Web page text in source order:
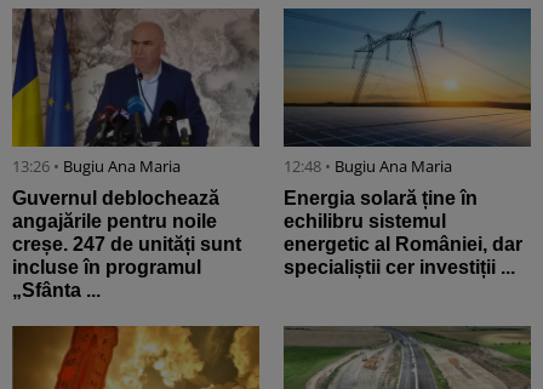
13:26 • Bugiu ⁠Ana Maria
Guvernul deblochează
angajările pentru noile
creșe. 247 de unități sunt
incluse în programul
„Sfânta ...
12:48 • Bugiu ⁠Ana Maria
Energia solară ține în
echilibru sistemul
energetic al României, dar
specialiștii cer investiții ...